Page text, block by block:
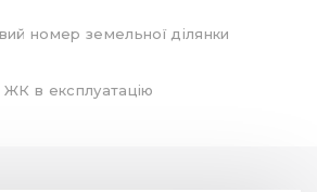
номер земельної ділянки
в експлуатацію